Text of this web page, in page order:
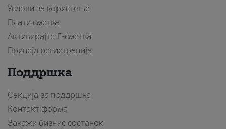
Услови за користење
Плати сметка
Активирајте Е-сметка
Припејд регистрација
Поддршка
Секција за поддршка
Контакт форма
Закажи бизнис состанок